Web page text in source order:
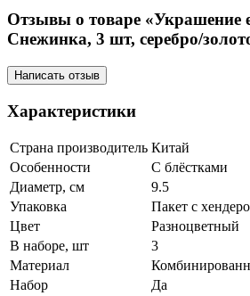
Отзывы о товаре «Украшение
Снежинка, 3 шт, серебро/
Написать отзыв
Характеристики
Страна производитель Китай
Особенности
С блёстками
Диаметр, см
9.5
Упаковка
Пакет с
Цвет
Разноцветный
В наборе, шт
3
Материал
Набор
Да